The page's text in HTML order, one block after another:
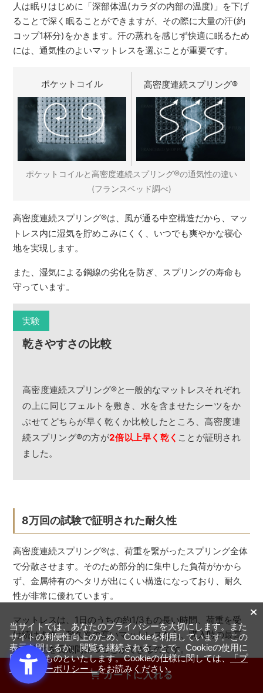
カートに入れる
人は眠りはじめに「深部体温(カラダの内部の温度)」を下げ
ることで深く眠ることができますが、その際に大量の汗(約
コップ1杯分)をかきます。汗の蒸れを感じず快適に眠るため
には、通気性のよいマットレスを選ぶことが重要です。
ポケットコイル 高密度連続スプリング®
ポケットコイルと高密度連続スプリング®の通気性の違い
(フランスベッド調べ)
高密度連続スプリング®は、風が通る中空構造だから、マッ
トレス内に湿気を貯めこみにくく、いつでも爽やかな寝心
地を実現します。
また、湿気による鋼線の劣化を防ぎ、スプリングの寿命も
守っています。
実験
乾きやすさの比較
高密度連続スプリング®と一般的なマットレスそれぞれ
の上に同じフェルトを敷き、水を含ませたシーツをか
ぶせてどちらが早く乾くか比較したところ、高密度連
続スプリング®の方が2倍以上早く乾く ことが証明され
ました。
8万回の試験で証明された耐久性
高密度連続スプリング®は、荷重を繋がったスプリング全体
で分散させます。そのため部分的に集中した負荷がかから
ず、金属特有のヘタリが出にくい構造になっており、耐久
性が非常に優れています。
マットレスは、1日のうちの約1/3もの長い時間、荷重を受
け続けます。耐久性の高いマットレスなら、購入時の最高
の寝心地を長期間保つことができるのです。
実験
当サイトでは、あなたのプライバシーを大切にします。また
サイトの利便性向上のため、Cookieを利用しています。この
表示を閉じるか、閲覧を継続されることで、Cookieの使用に
同意するものといたします。Cookieの仕様に関しては、「プ
ライバシーポリシー」をお読みください。